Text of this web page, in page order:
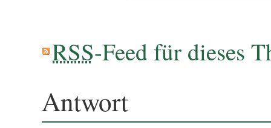
RSS-Feed für dieses
Antwort